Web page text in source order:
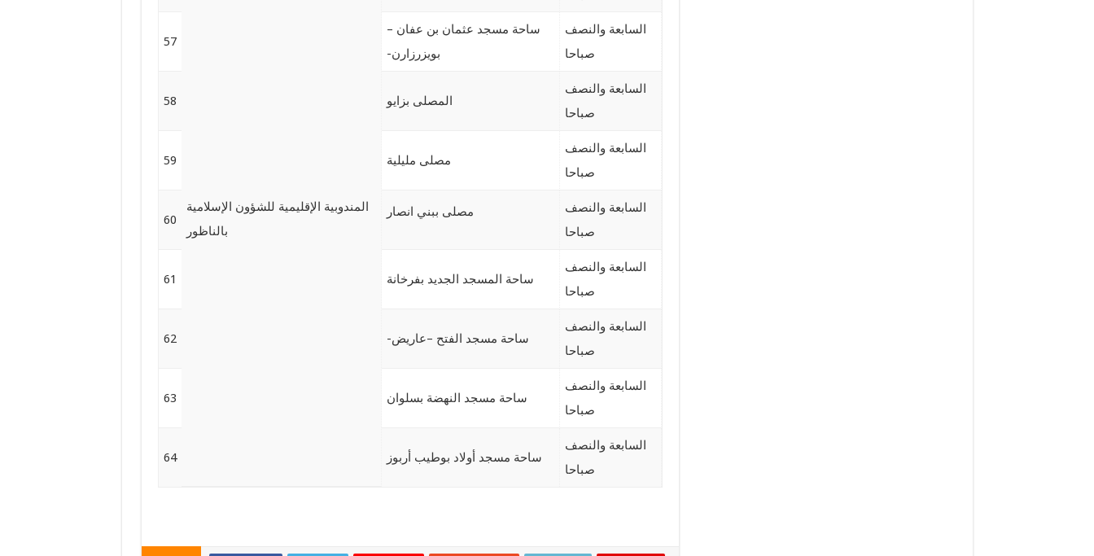
المندوبية الإقليمية للشؤون الإسلامية
بالناظور
السابعة والنصف
صباحا
ساحة مسجد عثمان بن عفان –
بويزرزارن-
57
السابعة والنصف
صباحا
المصلى بزايو 58
السابعة والنصف
صباحا
مصلى مليلية 59
السابعة والنصف
صباحا
مصلى ببني انصار
60
السابعة والنصف
صباحا
ساحة المسجد الجديد بفرخانة 61
السابعة والنصف
صباحا
ساحة مسجد الفتح –عاريض- 62
السابعة والنصف
صباحا
ساحة مسجد النهضة بسلوان 63
السابعة والنصف
صباحا
ساحة مسجد أولاد بوطيب أربوز 64